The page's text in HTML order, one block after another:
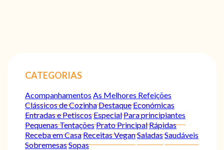
CATEGORIAS
Acompanhamentos As Melhores Refeições
Clássicos de CozinhaDestaqueEconómicas
Entradas e PetiscosEspecialPara principiantes
Pequenas TentaçõesPrato PrincipalRápidas
Receba em CasaReceitas VeganSaladasSaudáveis
SobremesasSopas